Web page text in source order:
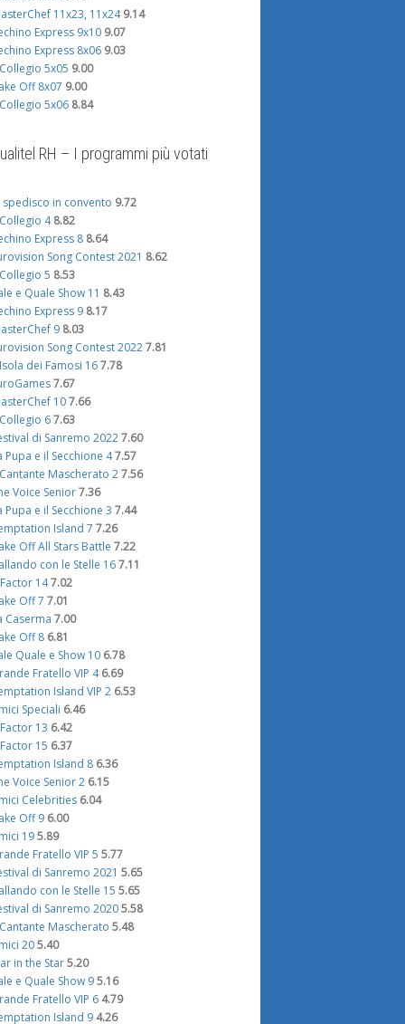
11x23, 11x24 9.14
Express 9x10 9.07
Express 8x06 9.03
5x05 9.00
Off 8x07 9.00
5x06 8.84
RH – I programmi più votati
spedisco in convento 9.72
4 8.82
Express 8 8.64
Song Contest 2021 8.62
5 8.53
e Quale Show 11 8.43
Express 9 8.17
9 8.03
Song Contest 2022 7.81
dei Famosi 16 7.78
7.67
10 7.66
6 7.63
di Sanremo 2022 7.60
Pupa e il Secchione 47.57
Mascherato 2 7.56
Voice Senior 7.36
Pupa e il Secchione 3 7.44
Island 7 7.26
Off All Stars Battle 7.22
con le Stelle 16 7.11
147.02
Off 7 7.01
Caserma 7.00
Off 8 6.81
Quale e Show 10 6.78
Fratello VIP 4 6.69
Island VIP 2 6.53
Speciali 6.46
13 6.42
15 6.37
Island 8 6.36
Voice Senior 2 6.15
Celebrities 6.04
Off 9 6.00
19 5.89
Fratello VIP 5 5.77
di Sanremo 2021 5.65
con le Stelle 15 5.65
di Sanremo 2020 5.58
Mascherato 5.48
20 5.40
in the Star 5.20
e Quale Show 9 5.16
Fratello VIP 6 4.79
Island 9 4.26